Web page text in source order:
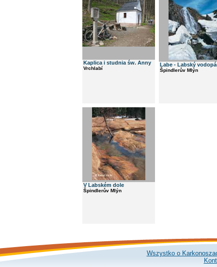
Kaplica i studnia św. Anny
Vrchlabí
Labe - Labský
Špindlerův Mlýn
V Labském dole
Špindlerův Mlýn
Wszystko o